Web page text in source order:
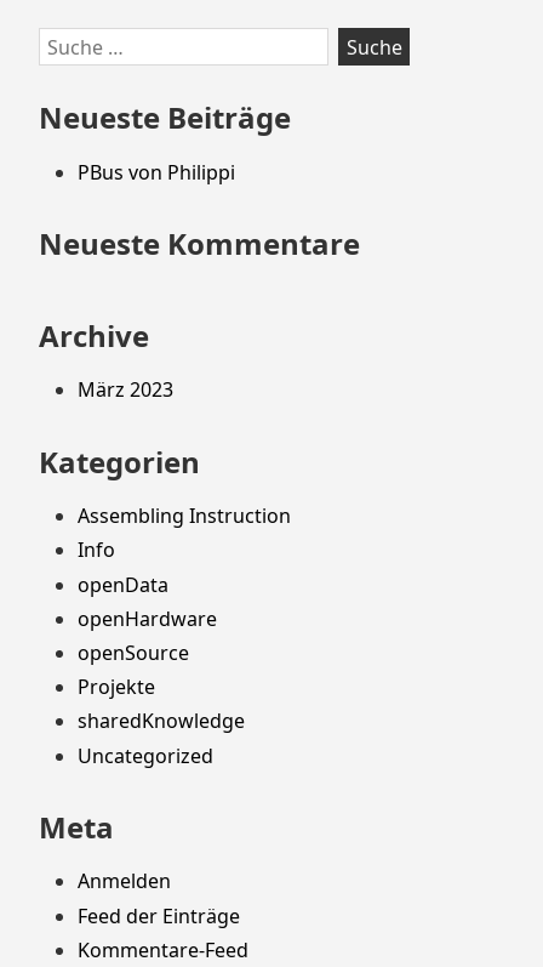
Zum
Footer
springen
Suche
nach:
Neueste Beiträge
PBus von Philippi
Neueste Kommentare
Archive
März 2023
Kategorien
Assembling Instruction
Info
openData
openHardware
openSource
Projekte
sharedKnowledge
Uncategorized
Meta
Anmelden
Feed der Einträge
Kommentare-Feed